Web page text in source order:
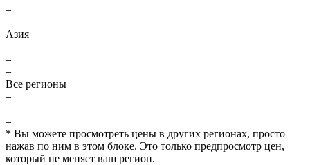
–
–
Азия
–
–
–
Все регионы
–
–
–
* Вы можете просмотреть цены в других регионах, просто
нажав по ним в этом блоке. Это только предпросмотр цен,
который не меняет ваш регион.